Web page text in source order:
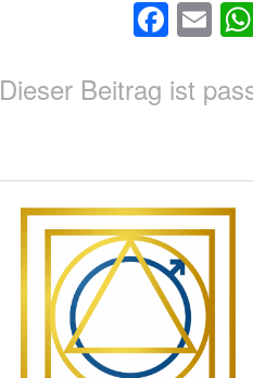
Dieser Beitrag ist